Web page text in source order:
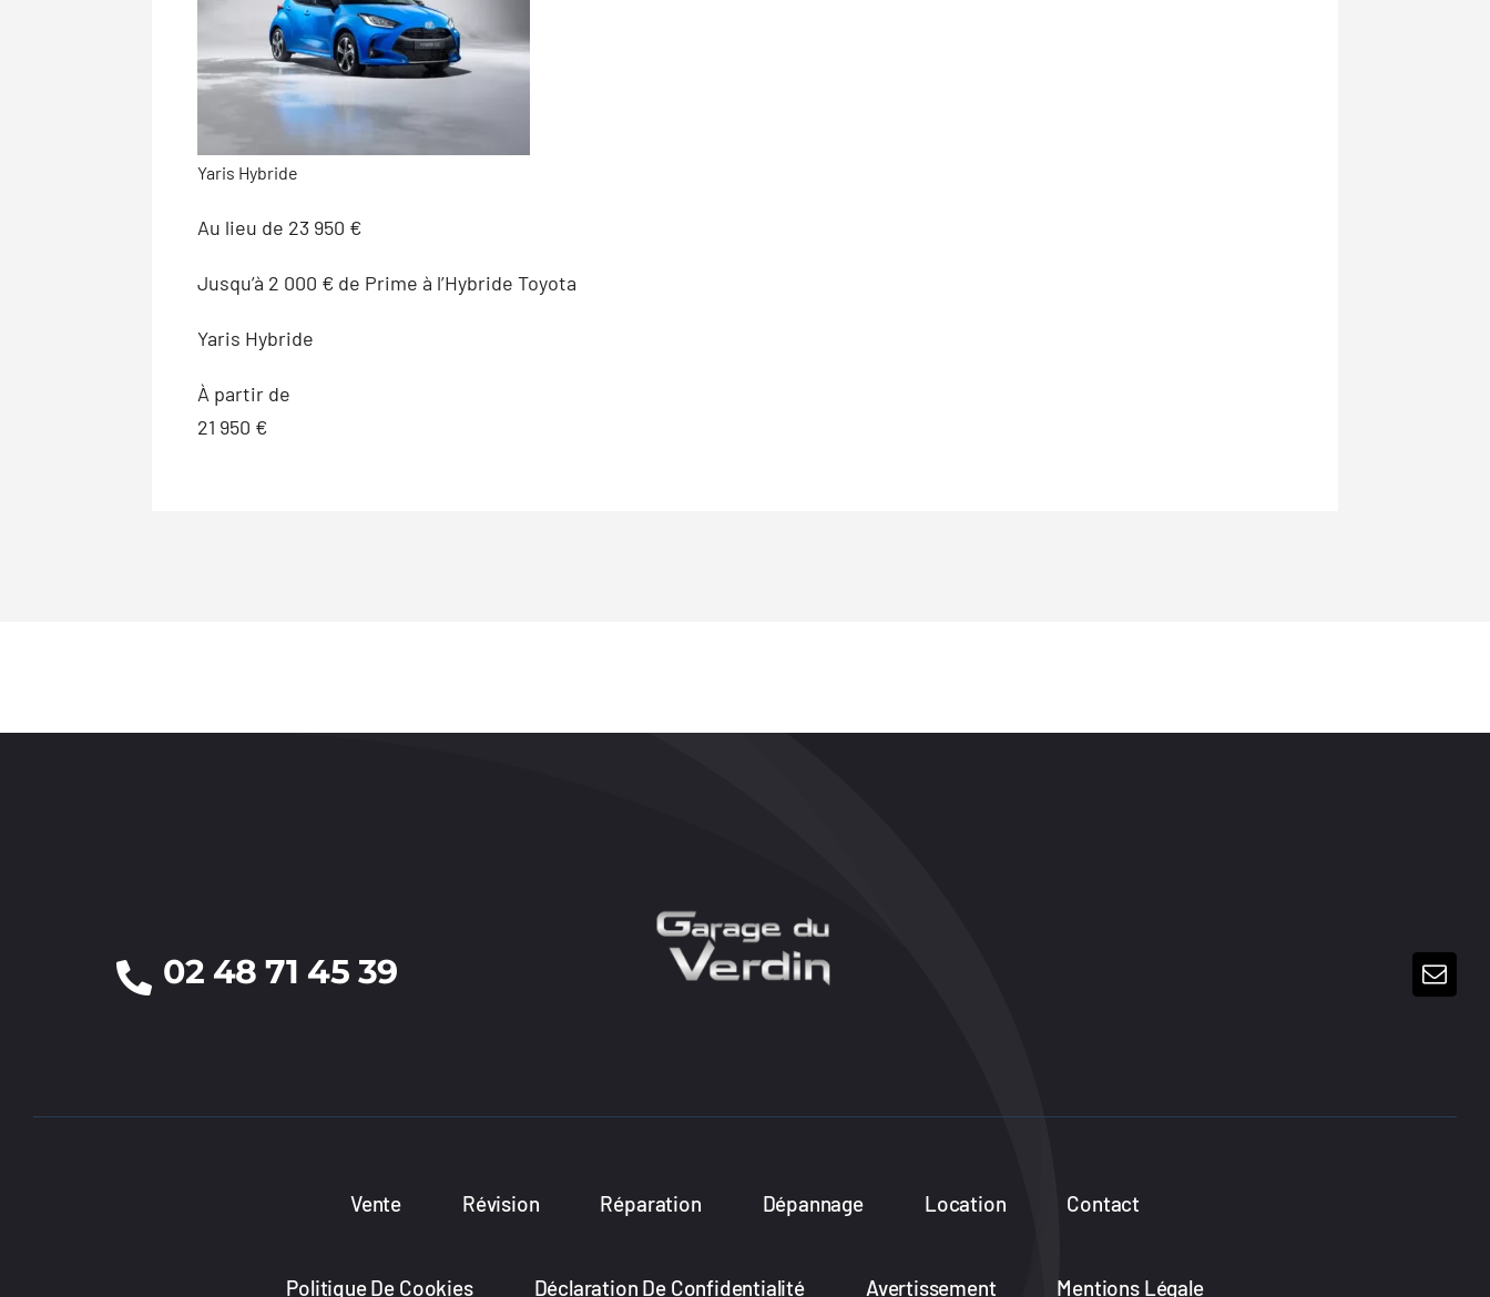
Yaris Hybride
Au lieu de 23 950 €
Jusqu’à 2 000 € de Prime à l’Hybride Toyota
Yaris Hybride
À partir de
21 950 €
02 48 71 45 39
Vente Révision Réparation Dépannage Location Contact
Politique De Cookies Déclaration De Confidentialité Avertissement Mentions Légale